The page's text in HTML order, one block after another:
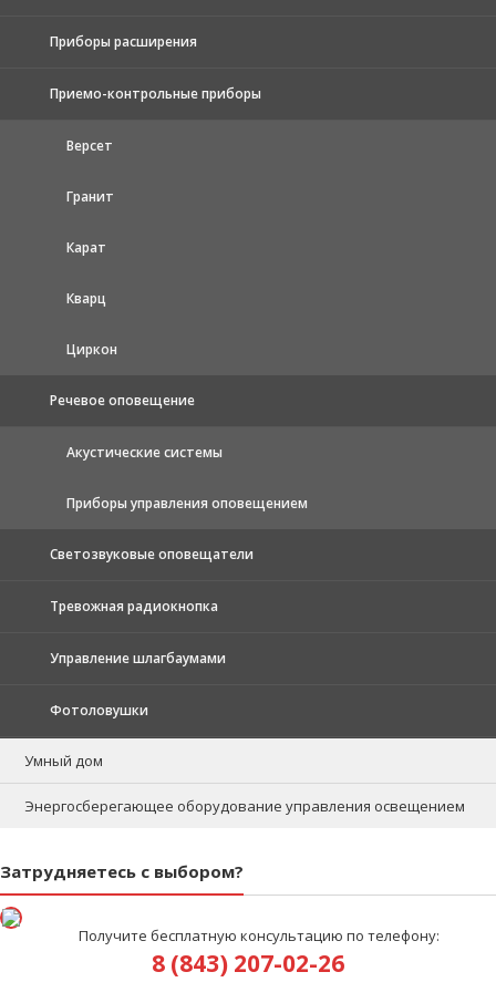
Приборы расширения
Приемо-контрольные приборы
Версет
Гранит
Карат
Кварц
Циркон
Речевое оповещение
Акустические системы
Приборы управления оповещением
Светозвуковые оповещатели
Тревожная радиокнопка
Управление шлагбаумами
Фотоловушки
Умный дом
Энергосберегающее оборудование управления освещением
Затрудняетесь с выбором?
Получите бесплатную консультацию по телефону:
8 (843) 207-02-26